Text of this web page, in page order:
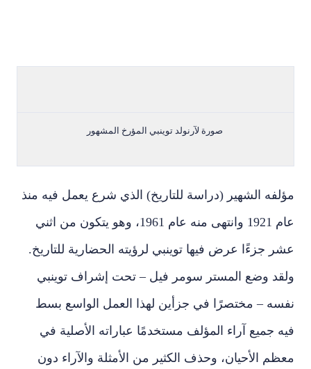
صورة لآرنولد توينبي المؤرخ المشهور
مؤلفه الشهير (دراسة للتاريخ) الذي شرع يعمل فيه منذ
عام 1921 وانتهى منه عام 1961، وهو يتكون من اثني
عشر جزءًا عرض فيها توينبي لرؤيته الحضارية للتاريخ.
ولقد وضع المستر سومر فيل – تحت إشراف توينبي
نفسه – مختصرًا في جزأين لهذا العمل الواسع بسط
فيه جميع آراء المؤلف مستخدمًا عباراته الأصلية في
معظم الأحيان، وحذف الكثير من الأمثلة والآراء دون